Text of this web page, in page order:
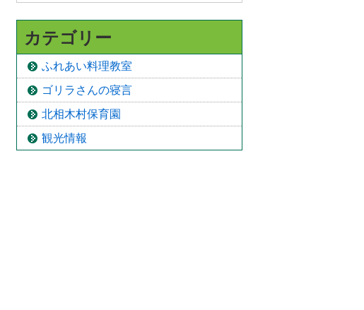
カテゴリー
ふれあい料理教室
ゴリラさんの寝言
北相木村保育園
観光情報